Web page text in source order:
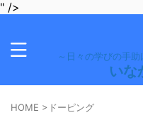
" />
～日々の学びの手
いな
HOME > ドーピング